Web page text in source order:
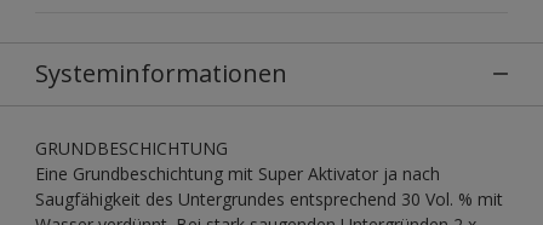
Systeminformationen
GRUNDBESCHICHTUNG
Eine Grundbeschichtung mit Super Aktivator ja nach
Saugfähigkeit des Untergrundes entsprechend 30 Vol. % mit